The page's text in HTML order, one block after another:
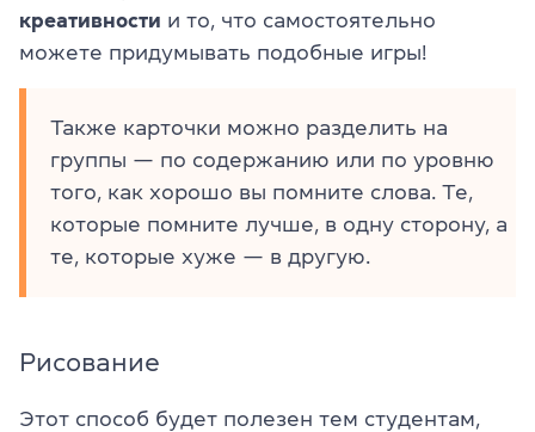
креативности и то, что самостоятельно
можете придумывать подобные игры!
Также карточки можно разделить на
группы — по содержанию или по уровню
того, как хорошо вы помните слова. Те,
которые помните лучше, в одну сторону, а
те, которые хуже — в другую.
Рисование
Этот способ будет полезен тем студентам,